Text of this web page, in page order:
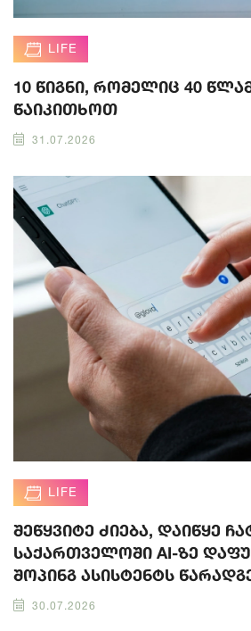
LIFE
10 წიგნი, რომელიც 40
წაიკითხოთ
31.07.2026
LIFE
შეწყვიტე ძიება, დაიწყე
საქართველოში AI-ზე
შოპინგ ასისტენტს
30.07.2026